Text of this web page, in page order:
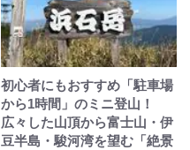
初心者にもおすすめ「駐車場
から1時間」のミニ登山！
広々した山頂から富士山・伊
豆半島・駿河湾を望む「絶景